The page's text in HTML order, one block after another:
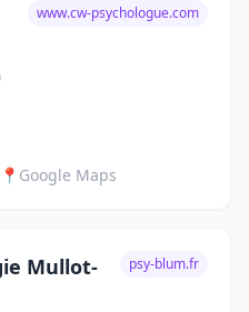
www.cw-psychologue.com
📍 Google Maps
Mullot-
psy-blum.fr